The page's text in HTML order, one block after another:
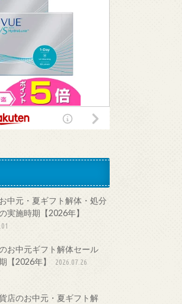
中元・夏ギフト解体・処分
実施時期【2026年】
お中元ギフト解体セール
【2026年】
2026.07.26
店のお中元・夏ギフト解